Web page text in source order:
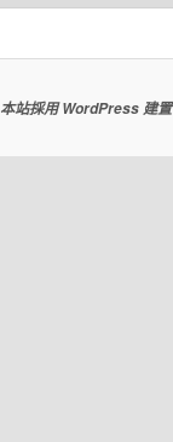
本站採用 WordPress 建置